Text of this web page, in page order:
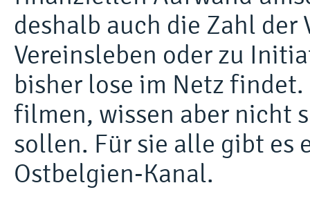
deshalb auch die Zahl der
Vereinsleben oder zu
bisher lose im Netz
filmen, wissen aber nicht
sollen. Für sie alle gibt es
Ostbelgien-Kanal.